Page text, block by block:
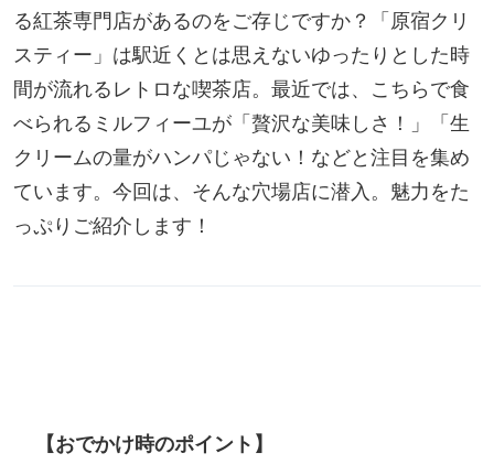
る紅茶専門店があるのをご存じですか？「原宿クリ
スティー」は駅近くとは思えないゆったりとした時
間が流れるレトロな喫茶店。最近では、こちらで食
べられるミルフィーユが「贅沢な美味しさ！」「生
クリームの量がハンパじゃない！などと注目を集め
ています。今回は、そんな穴場店に潜入。魅力をた
っぷりご紹介します！
【おでかけ時のポイント】